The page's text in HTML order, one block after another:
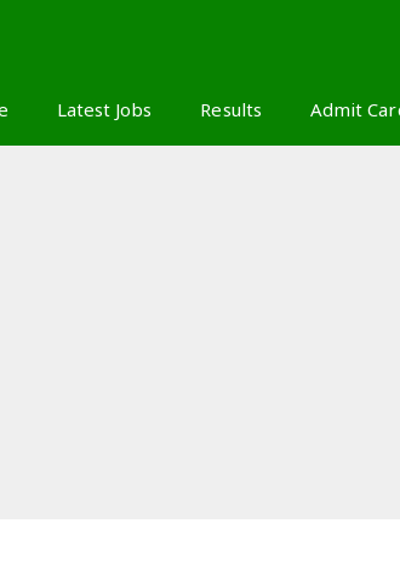
Latest Jobs Results Admit